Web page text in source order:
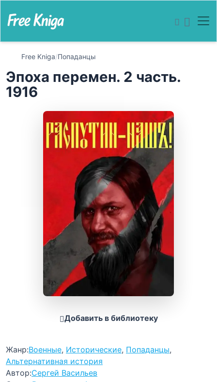
Free Kniga/Попаданцы
Эпоха перемен. 2 часть.
1916
Добавить в библиотеку
Жанр:Военные, Исторические, Попаданцы,
Альтернативная история
Автор:Сергей Васильев